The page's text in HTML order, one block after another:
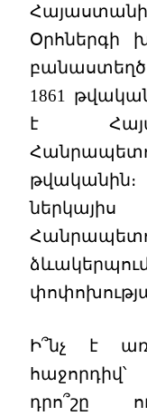
Օրհներգի
բանաստեղծ
1861
է
Ի՞նչ է
դրո՞շը